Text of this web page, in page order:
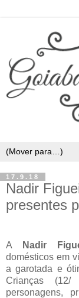
17.9.18
Nadir
presentes
A Nadir
domésticos em
a garotada e
Crianças
personagens,